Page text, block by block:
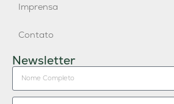
Imprensa
Contato
Newsletter